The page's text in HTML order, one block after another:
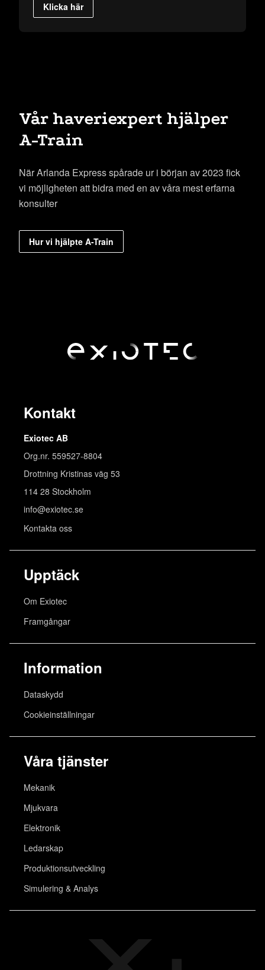
Klicka här
Vår haveriexpert hjälper
A-Train
När Arlanda Express spårade ur i början av 2023 fick
vi möjligheten att bidra med en av våra mest erfarna
konsulter
Hur vi hjälpte A-Train
Kontakt
Exiotec AB
Org.nr. 559527-8804
Drottning Kristinas väg 53
114 28 Stockholm
info@exiotec.se
Kontakta oss
Upptäck
Om Exiotec
Framgångar
Information
Dataskydd
Cookieinställningar
Våra tjänster
Mekanik
Mjukvara
Elektronik
Ledarskap
Produktionsutveckling
Simulering & Analys